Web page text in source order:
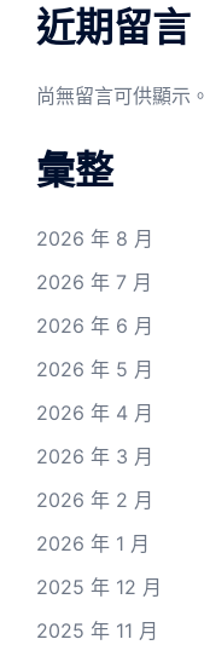
近期留言
尚無留言可供顯示。
彙整
2026 年 8 月
2026 年 7 月
2026 年 6 月
2026 年 5 月
2026 年 4 月
2026 年 3 月
2026 年 2 月
2026 年 1 月
2025 年 12 月
2025 年 11 月